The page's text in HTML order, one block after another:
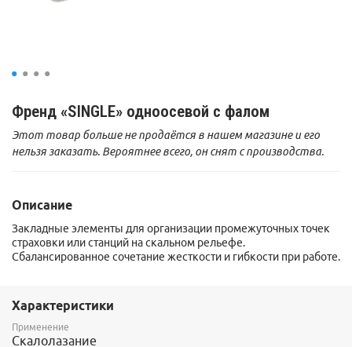
Френд «SINGLE» одноосевой с фалом
Этот товар больше не продаётся в нашем магазине и его
нельзя заказать. Вероятнее всего, он снят с производства.
Описание
Закладные элементы для организации промежуточных точек
страховки или станций на скальном рельефе.
Сбалансированное сочетание жесткости и гибкости при работе.
Характеристики
Применение
Скалолазание